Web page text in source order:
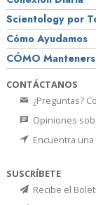
Scientology por
Cómo Ayudamos
CÓMO
CONTÁCTANOS
¿Preguntas?
Opiniones
Encuentra una
SUSCRÍBETE
Recibe el